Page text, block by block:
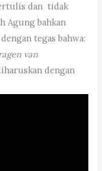
dan tidak
Agung bahkan
tegas bahwa:
van
dengan